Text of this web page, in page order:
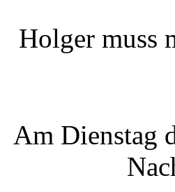
Holger muss
Am Dienstag